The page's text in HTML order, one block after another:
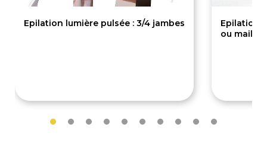
Epilation lumière pulsée : 3/4 jambes
Epilation
ou maillot